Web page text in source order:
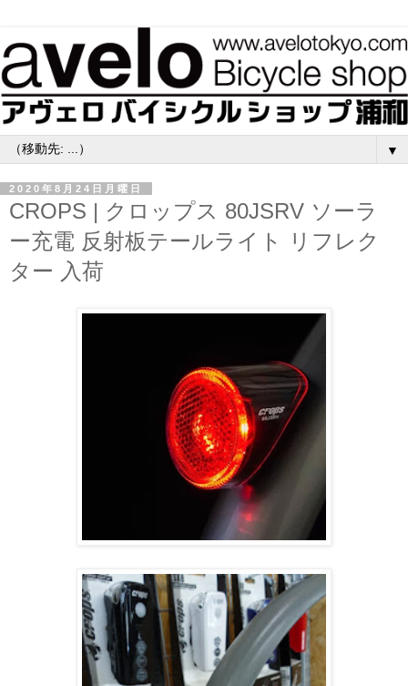
▼
2020年8月24日月曜日
CROPS | クロップス 80JSRV ソーラ
ー充電 反射板テールライト リフレク
ター 入荷